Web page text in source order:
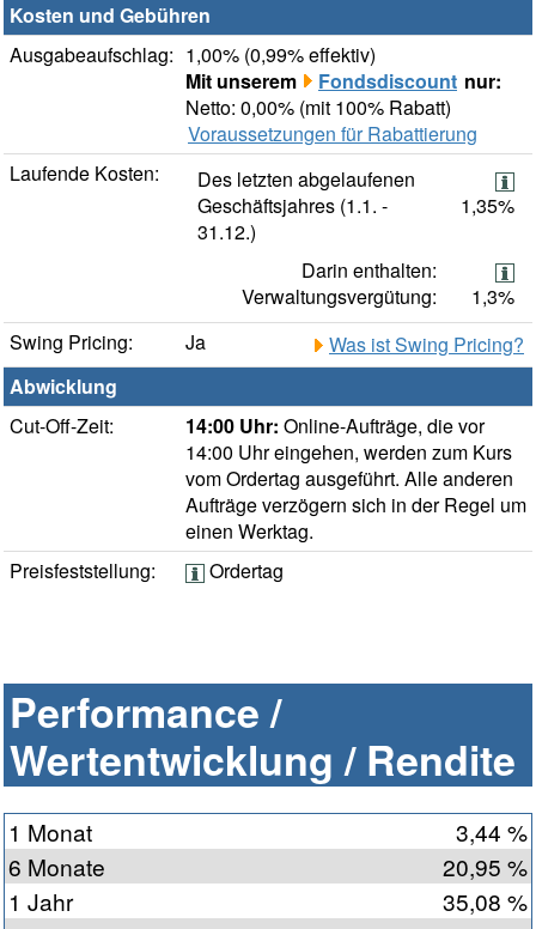
Kosten und Gebühren
Ausgabeaufschlag: 1,00% (0,99% effektiv)
Mit unserem
Fondsdiscount nur:
Netto: 0,00% (mit 100% Rabatt)
Voraussetzungen für Rabattierung
Laufende Kosten:
Des letzten abgelaufenen
Geschäftsjahres (1.1. -
31.12.)
1,35%
Darin enthalten:
Verwaltungsvergütung:
1,3%
Swing Pricing:
Ja
Was ist Swing Pricing?
Abwicklung
Cut-Off-Zeit:
14:00 Uhr: Online-Aufträge, die vor
14:00 Uhr eingehen, werden zum Kurs
vom Ordertag ausgeführt. Alle anderen
Aufträge verzögern sich in der Regel um
einen Werktag.
Preisfeststellung:
Ordertag
Performance /
Wertentwicklung / Rendite
1 Monat
3,44 %
6 Monate
20,95 %
1 Jahr
35,08 %